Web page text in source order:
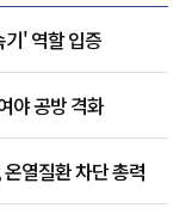
' 역할 입증
야 공방 격화
열질환 차단 총력